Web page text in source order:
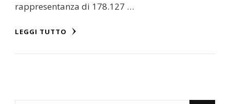
rappresentanza di 178.127 …
LEGGI TUTTO